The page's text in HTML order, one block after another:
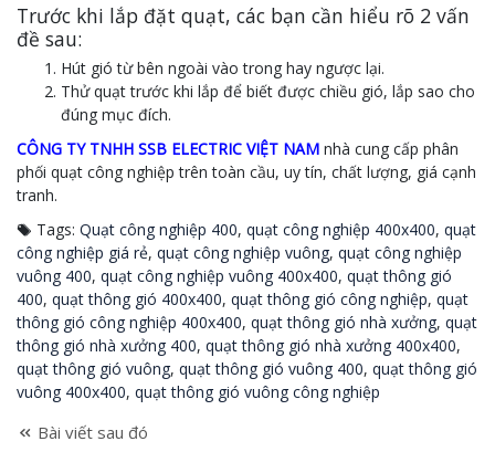
Trước khi lắp đặt quạt, các bạn cần hiểu rõ 2 vấn
đề sau:
Hút gió từ bên ngoài vào trong hay ngược lại.
Thử quạt trước khi lắp để biết được chiều gió, lắp sao cho
đúng mục đích.
CÔNG TY TNHH SSB ELECTRIC VIỆT NAM nhà cung cấp phân
phối quạt công nghiệp trên toàn cầu, uy tín, chất lượng, giá cạnh
tranh.
Tags: Quạt công nghiệp 400, quạt công nghiệp 400x400, quạt
công nghiệp giá rẻ, quạt công nghiệp vuông, quạt công nghiệp
vuông 400, quạt công nghiệp vuông 400x400, quạt thông gió
400, quạt thông gió 400x400, quạt thông gió công nghiệp, quạt
thông gió công nghiệp 400x400, quạt thông gió nhà xưởng, quạt
thông gió nhà xưởng 400, quạt thông gió nhà xưởng 400x400,
quạt thông gió vuông, quạt thông gió vuông 400, quạt thông gió
vuông 400x400, quạt thông gió vuông công nghiệp
Bài viết sau đó